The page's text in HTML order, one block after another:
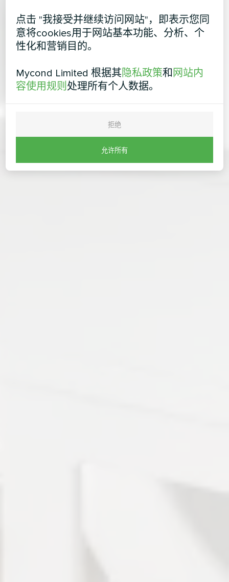
点击 "我接受并继续访问网站"，即表示您同
意将cookies用于网站基本功能、分析、个
性化和营销目的。
Mycond Limited 根据其隐私政策和 网站内
容使用规则 处理所有个人数据。
拒绝
允许所有